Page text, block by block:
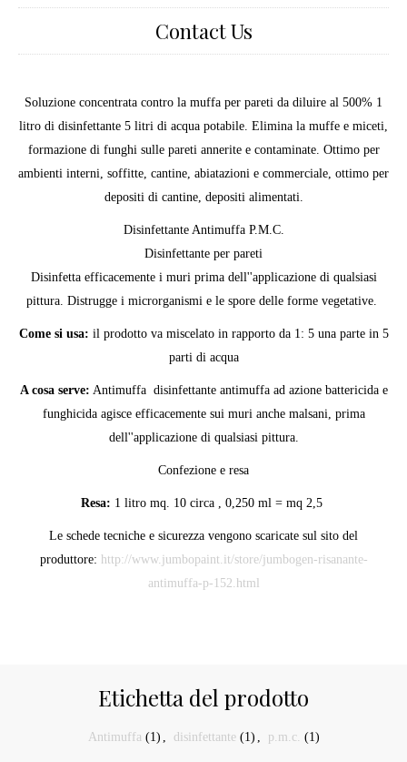
Contact Us
Soluzione concentrata contro la muffa per pareti da diluire al 500% 1
litro di disinfettante 5 litri di acqua potabile. Elimina la muffe e miceti,
formazione di funghi sulle pareti annerite e contaminate. Ottimo per
ambienti interni, soffitte, cantine, abiatazioni e commerciale, ottimo per
depositi di cantine, depositi alimentati.
Disinfettante Antimuffa P.M.C.
Disinfettante per pareti
Disinfetta efficacemente i muri prima dell''applicazione di qualsiasi
pittura. Distrugge i microrganismi e le spore delle forme vegetative.
Come si usa: il prodotto va miscelato in rapporto da 1: 5 una parte in 5
parti di acqua
A cosa serve: Antimuffa disinfettante antimuffa ad azione battericida e
funghicida agisce efficacemente sui muri anche malsani, prima
dell''applicazione di qualsiasi pittura.
Confezione e resa
Resa: 1 litro mq. 10 circa , 0,250 ml = mq 2,5
Le schede tecniche e sicurezza vengono scaricate sul sito del
produttore: http://www.jumbopaint.it/store/jumbogen-risanante-
antimuffa-p-152.html
Etichetta del prodotto
Antimuffa (1) , disinfettante (1) , p.m.c. (1)